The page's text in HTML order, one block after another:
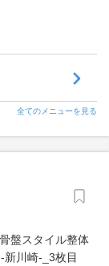
全てのメニューを見る